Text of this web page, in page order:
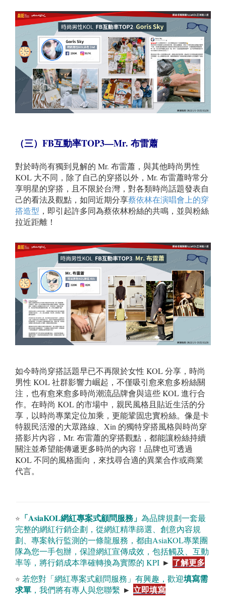
（三）FB互動率TOP3—Mr. 布雷蕭
對於時尚有獨到見解的 Mr. 布雷蕭，與其他時尚男性
KOL 大不同，除了自己的穿搭以外，Mr. 布雷蕭時常分
享明星的穿搭，且不限於台灣，對各類時尚話題發表自
己的看法及觀點，如同近期分享蔡依林在演唱會上的穿
搭造型 ，即引起許多同為蔡依林粉絲的共鳴，並與粉絲
拉近距離！
如今時尚穿搭話題早已不再限於女性 KOL 分享，時尚
男性 KOL 社群影響力崛起，不僅吸引愈來愈多粉絲關
注，也有愈來愈多時尚潮流品牌會與這些 KOL 進行合
作。在時尚 KOL 的市場中，親民風格且貼近生活的分
享，以時尚專業定位加乘，更能鞏固忠實粉絲。像是卡
特親民活潑的大眾路線、Xin 的獨特穿搭風格與時尚穿
搭影片內容，Mr. 布雷蕭的穿搭觀點，都能讓粉絲持續
關注並希望能傳遞更多時尚的內容！品牌也可透過
KOL 不同的風格面向，來找尋合適的異業合作或商業
代言。
⭐ 「AsiaKOL網紅專案式顧問服務」 為品牌規劃一套最
完整的網紅行銷企劃，從網紅精準篩選、創意內容規
劃、專案執行監測的一條龍服務，都由AsiaKOL專業團
隊為您一手包辦，保證網紅宣傳成效，包括觸及、互動
率等，將行銷成本準確轉換為實際的 KPI ► 了解更多
⭐ 若您對「網紅專案式顧問服務」有興趣，歡迎填寫需
求單 ，我們將有專人與您聯繫 ► 立即填寫